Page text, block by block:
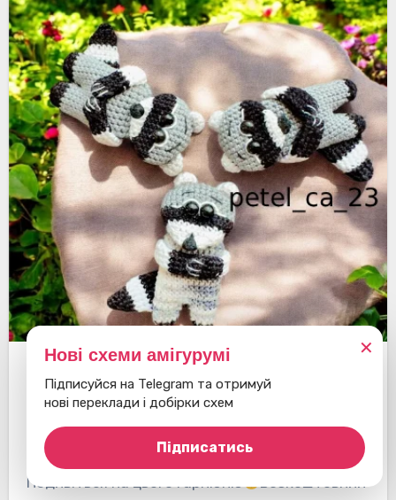
Брошка Єнот
Подивіться на цього гарнюню Безкоштовний
✕
Нові схеми амігурумі
Підписуйся на Telegram та отримуй
нові переклади і добірки схем
Підписатись